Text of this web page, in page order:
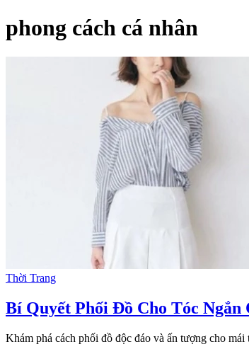
phong cách cá nhân
Thời Trang
Bí Quyết Phối Đồ Cho Tóc
Khám phá cách phối đồ độc đáo và ấn tượng cho